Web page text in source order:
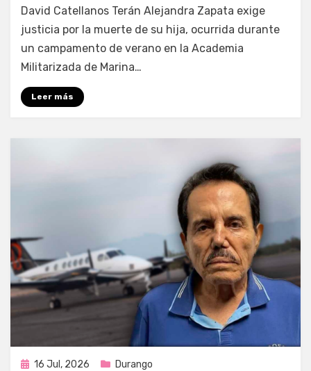
por Fernando Miranda Servín
David Catellanos Terán Alejandra Zapata exige
justicia por la muerte de su hija, ocurrida durante
un campamento de verano en la Academia
Militarizada de Marina…
Leer más
Publicada
16 Jul, 2026 Durango